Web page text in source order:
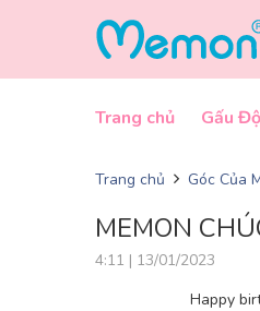
Trang chủ Gấu
Trang chủ Góc Của
MEMON
4:11 | 13/01/2023
Happy